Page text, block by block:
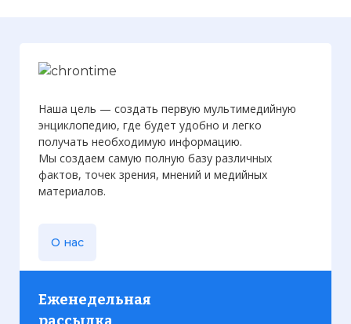
Наша цель — создать первую мультимедийную
энциклопедию, где будет удобно и легко
получать необходимую информацию.
Мы создаем самую полную базу различных
фактов, точек зрения, мнений и медийных
материалов.
О нас
Еженедельная